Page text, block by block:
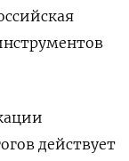
действует